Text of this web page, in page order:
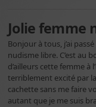
Jolie femme
Bonjour à tous, j’ai
nudisme libre. C’est au
d’ailleurs cette femme à
terriblement excité par
cachette sans me faire
autant que je me suis